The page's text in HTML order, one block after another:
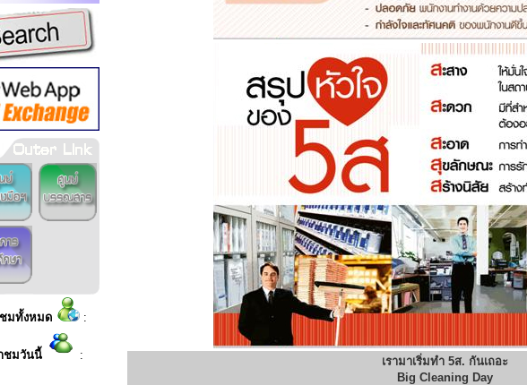
มทั้งหมด :
มวันนี้ :
เรามาเริ่มทำ 5ส. กันเถอะ
Big Cleaning Day